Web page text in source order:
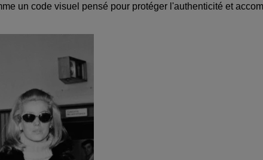
un code visuel pensé pour protéger l'authenticité et